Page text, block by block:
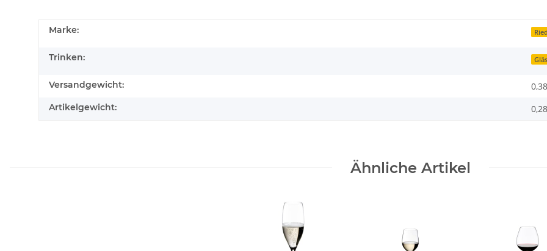
Marke:
Trinken:
Versandgewicht:
Artikelgewicht: 0,28
Ähnliche Artikel